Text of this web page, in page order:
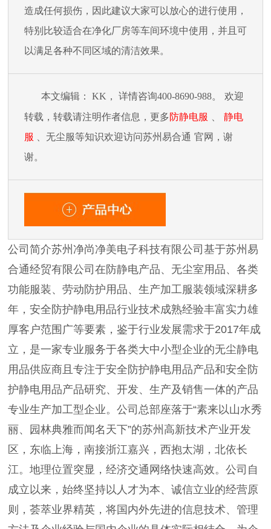
造成任何损伤，因此建议大家可以放心的进行使用，
特别比较适合在净化厂房等车间环境中使用，并且可
以满足各种不同区域的清洁效果。
本文编辑： KK， 详情咨询400-8690-988。
欢迎
转载，转载请注明作者信息，更多防静电服
静电
服
、无尘服等知识欢迎访问苏州易合通 官网，谢
谢。
公司简介苏州净尚净美电子科技有限公司基于苏州易
合通经贸有限公司在防静电产品、无尘室用品、各类
功能服装、劳动防护用品、生产加工服装领域深耕多
年，安全防护静电用品行业技术成熟经验丰富实力雄
厚客户范围广等要素，鉴于行业发展需求于2017年成
立，是一家专业服务于各类大中小型企业的无尘静电
用品供应商且专注于安全防护静电用品产品和安全防
护静电用品产品研究、开发、生产及销售一体的产品
专业生产加工型企业。公司总部座落于“素来以山水秀
丽、园林典雅而闻名天下”的苏州高新技术产业开发
区，东临上海，南接浙江嘉兴，西抱太湖，北依长
江。地理位置突显，经济交通网络快速高效。公司自
成立以来，始终坚持以人才为本、诚信立业的经营原
则，荟萃业界精英，将国内外先进的信息技术、管理